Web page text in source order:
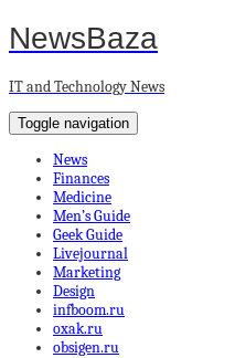
NewsBaza
IT and Technology News
Toggle navigation
News
Finances
Medicine
Men’s Guide
Geek Guide
Livejournal
Marketing
Design
infboom.ru
oxak.ru
obsigen.ru